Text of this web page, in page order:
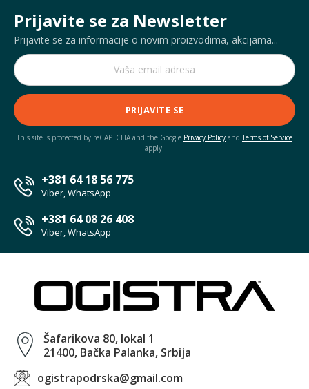
Prijavite se za Newsletter
Prijavite se za informacije o novim proizvodima, akcijama...
PRIJAVITE SE
This site is protected by reCAPTCHA and the Google Privacy Policy andTerms of Service
apply.
+381 64 18 56 775
Viber, WhatsApp
+381 64 08 26 408
Viber, WhatsApp
Šafarikova 80, lokal 1
21400, Bačka Palanka, Srbija
ogistrapodrska@gmail.com